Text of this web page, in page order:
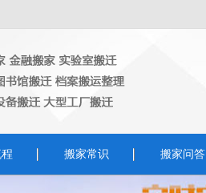
搬家常识 搬家问答